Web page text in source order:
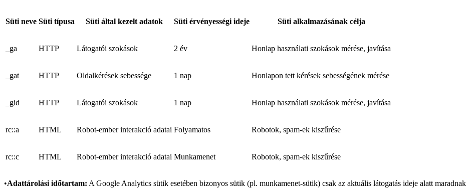
Süti neve Süti típusa Süti által kezelt adatok Süti érvényességi ideje Süti alkalmazásának célja
_ga HTTP Látogatói szokások 2 év Honlap használati szokások mérése, javítása
_gat HTTP Oldalkérések sebessége 1 nap Honlapon tett kérések sebességének mérése
_gid HTTP Látogatói szokások 1 nap Honlap használati szokások mérése, javítása
rc::a HTML Robot-ember interakció adatai Folyamatos Robotok, spam-ek kiszűrése
rc::c HTML Robot-ember interakció adatai Munkamenet Robotok, spam-ek kiszűrése
•Adattárolási időtartam: A Google Analytics sütik esetében bizonyos sütik (pl. munkamenet-sütik) csak az aktuális látogatás ideje alatt